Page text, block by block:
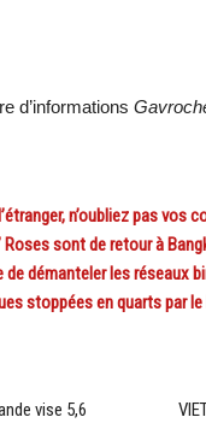
d’informations
n’oubliez pas vos
Roses sont de retour à
de démanteler les réseaux
stoppées en quarts par
vise 5,6